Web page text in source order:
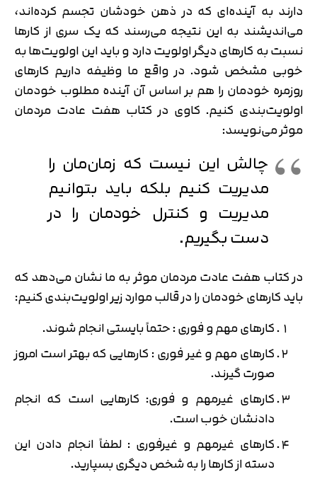
دارند به آینده‌ای که در ذهن خودشان تجسم کرده‌اند،
می‌اندیشند به این نتیجه می‌رسند که یک سری از کارها
نسبت به کارهای دیگر اولویت دارد و باید این اولویت‌ها به
خوبی مشخص شود. در واقع ما وظیفه داریم کارهای
روزمره خودمان را هم بر اساس آن آینده مطلوب خودمان
اولویت‌بندی کنیم. کاوی در کتاب هفت عادت مردمان
موثر می‌نویسد:
چالش این نیست که زمان‌مان را
مدیریت کنیم بلکه باید بتوانیم
مدیریت و کنترل خودمان را در
دست بگیریم.
در کتاب هفت عادت مردمان موثر به ما نشان می‌دهد که
باید کارهای خودمان را در قالب موارد زیر اولویت‌بندی کنیم:
کارهای مهم و فوری : حتماً بایستی انجام شوند.
کارهای مهم و غیر فوری : کارهایی که بهتر است امروز
صورت گیرند.
کارهای غیرمهم و فوری: کارهایی است که انجام
دادنشان خوب است.
کارهای غیرمهم و غیرفوری : لطفاً انجام دادن این
دسته از کارها را به شخص دیگری بسپارید.